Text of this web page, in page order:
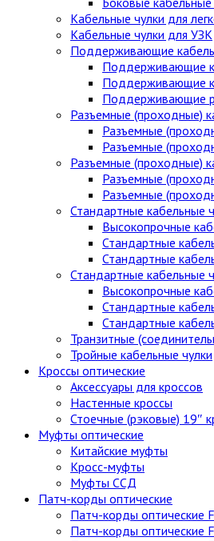
Кабельные чулки для
Кабельные чулки для УЗК
Поддерживающие
Поддерживающие
Поддерживающие
Поддерживающие
Разъемные (проходные)
Разъемные
Разъемные
Разъемные (проходные)
Разъемные
Разъемные
Стандартные кабельные
Высокопрочные
Стандартные
Стандартные
Стандартные кабельные
Высокопрочные
Стандартные
Стандартные
Транзитные
Тройные кабельные чулки
Кроссы оптические
Аксессуары для кроссов
Настенные кроссы
Стоечные (рэковые) 19″
Муфты оптические
Китайские муфты
Кросс-муфты
Муфты ССД
Патч-корды оптические
Патч-корды оптические
Патч-корды оптические